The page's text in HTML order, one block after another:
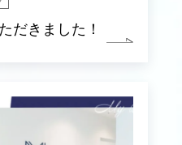
だきました！